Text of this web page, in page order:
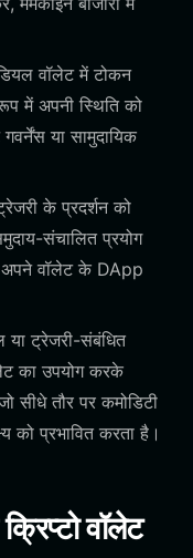
वॉलेट में टोकन
में अपनी स्थिति को
या सामुदायिक
के प्रदर्शन को
संचालित प्रयोग
वॉलेट के DApp
या ट्रेजरी-संबंधित
का उपयोग करके
तौर पर कमोडिटी
को प्रभावित करता है।
वॉलेट